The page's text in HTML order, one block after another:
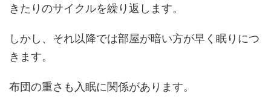
きたりのサイクルを繰り返します。
しかし、それ以降では部屋が暗い方が早く眠りにつ
きます。
布団の重さも入眠に関係があります。